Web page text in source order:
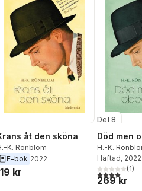
åt den sköna
K. Rönblom
E-bok 2022
kr
Del 8
Död men
H.-K.
Häftad, 2022
4,0utav 5(1)
269 kr